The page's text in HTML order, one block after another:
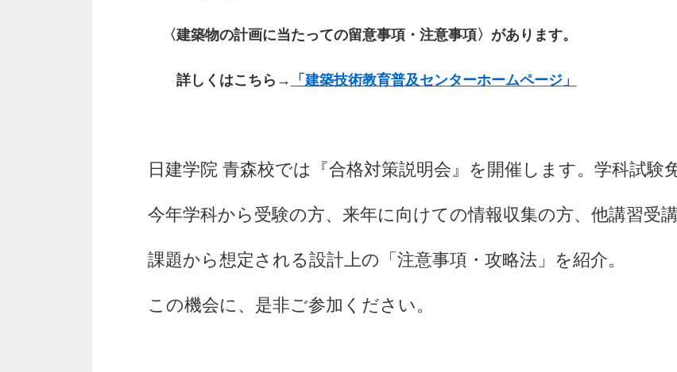
〈建築物の計画に当たっての留意事項・注意事項〉があります。
詳しくはこちら→ 「建築技術教育普及センターホームページ」
日建学院 青森校では『合格対策説明会』を開催します。学科試験
今年学科から受験の方、来年に向けての情報収集の方、他講習受講
課題から想定される設計上の「注意事項・攻略法」を紹介。
この機会に、是非ご参加ください。